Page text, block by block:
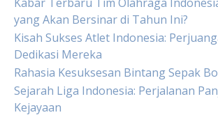
yang Akan Bersinar di Tahun Ini?
Kisah Sukses Atlet Indonesia:
Dedikasi Mereka
Rahasia Kesuksesan Bintang Sepak
Sejarah Liga Indonesia: Perjalanan
Kejayaan